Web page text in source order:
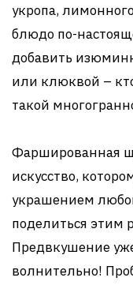
укропа,
блюдо по-
добавить
или клюквой –
такой
Фаршированная
искусство,
украшением
поделиться этим
Предвкушение
волнительно!